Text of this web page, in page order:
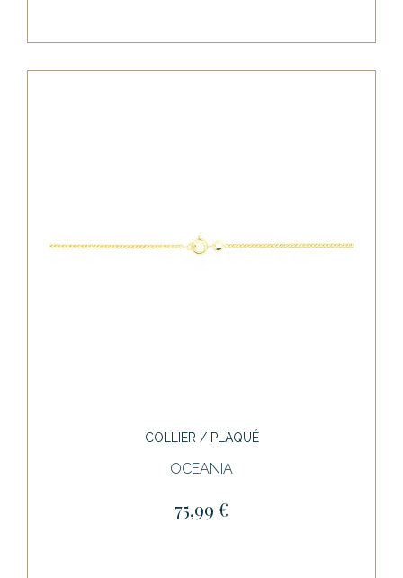
COLLIER / PLAQUÉ
OCEANIA
75,99 €